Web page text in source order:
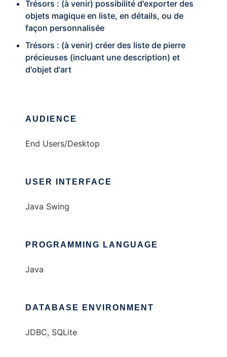
Trésors : (à venir) possibilité d'exporter des
objets magique en liste, en détails, ou de
façon personnalisée
Trésors : (à venir) créer des liste de pierre
précieuses (incluant une description) et
d'objet d'art
AUDIENCE
End Users/Desktop
USER INTERFACE
Java Swing
PROGRAMMING LANGUAGE
Java
DATABASE ENVIRONMENT
JDBC, SQLite